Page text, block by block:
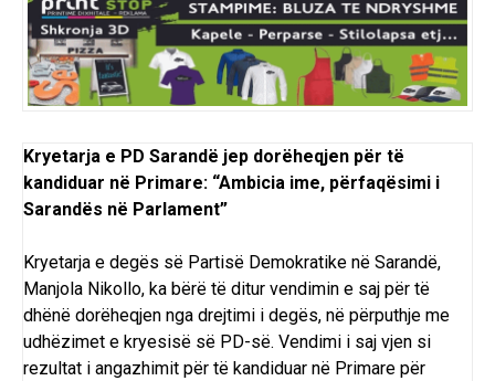
Kryetarja e PD Sarandë jep dorëheqjen për të
kandiduar në Primare: “Ambicia ime, përfaqësimi i
Sarandës në Parlament”
Kryetarja e degës së Partisë Demokratike në Sarandë,
Manjola Nikollo, ka bërë të ditur vendimin e saj për të
dhënë dorëheqjen nga drejtimi i degës, në përputhje me
udhëzimet e kryesisë së PD-së. Vendimi i saj vjen si
rezultat i angazhimit për të kandiduar në Primare për